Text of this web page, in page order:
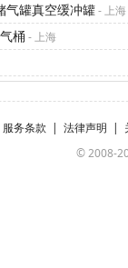
气罐真空缓冲罐- 上海
桶 - 上海
服务条款 | 法律声明 |
© 2008-